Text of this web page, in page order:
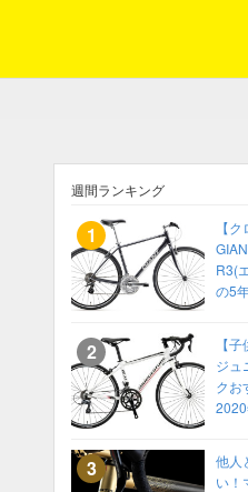
週間ランキング
【
R3(
の5
【
ジュ
クお
他人
い！